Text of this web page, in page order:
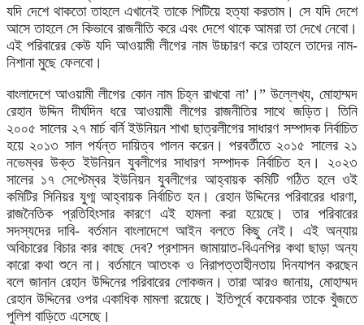
যদি দেশে থাকতো তাহলে এখানেই তাকে পিটিয়ে হত্যা করতাম। সে যদি দেশে
আসে তাহলে সে কিভাবে রাজনীতি করে এবং দেশে থাকে আমরা তা দেখে নেবো।
এই পরিবারের কেউ যদি আওয়ামী লীগের নাম উচ্চারণ করে তাহলে তাদের নাম-
নিশানা মুছে ফেলবো।
বাংলাদেশে আওয়ামী লীগের কোন নাম চিহ্ন রাখবো না’।” উল্লেখ্য, মোহাম্মদ
রেহান উদ্দিন দীর্ঘদিন ধরে আওয়ামী লীগের রাজনীতির সাথে জড়িত। তিনি
২০০৫ সালের ২৭ মার্চ বর্নি ইউনিয়ন শাখা ছাত্রলীগের সাধারণ সম্পাদক নির্বাচিত
হয়ে ২০১৩ সাল পর্যন্ত দায়িত্ব পালন করেন। পরবর্তীতে ২০১৫ সালের ২১
নভেম্বর উক্ত ইউনিয়ন যুবলীগের সাধারণ সম্পাদক নির্বাচিত হন। ২০২৩
সালের ১৭ সেপ্টেম্বর ইউনিয়ন যুবলীগের আহ্বায়ক কমিটি গঠিত হলে ওই
কমিটির সিনিয়র যুগ্ম আহ্বায়ক নির্বাচিত হন। রেহান উদ্দিনের পরিবারের ধারণা,
রাজনৈতিক প্রতিহিংসার কারণে এই হামলা করা হয়েছে। তার পরিবারের
সদস্যদের দাবি- বর্তমান বাংলাদেশে আইন বলতে কিছু নেই। এই অন্যায়
অবিচারের বিচার কার কাছে দেব? প্রশাসন জামায়াত-বিএনপির কথা ছাড়া অন্য
কারো কথা শুনে না। বর্তমানে আতংক ও নিরাপত্তাহীনতায় দিনযাপন করছেন
বলে জানান রেহান উদ্দিনের পরিবারের লোকজন। তারা আরও জানায়, মোহাম্মদ
রেহান উদ্দিনের ওপর একাধিক মামলা রয়েছে। ইতিপূর্বে কয়েকবার তাকে খুঁজতে
পুলিশ বাড়িতে এসেছে।